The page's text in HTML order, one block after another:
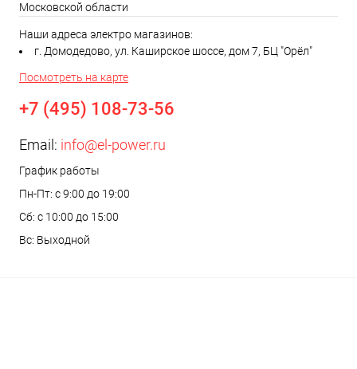
Московской области
Наши адреса электро магазинов:
г. Домодедово, ул. Каширское шоссе, дом 7, БЦ "Орёл"
Посмотреть на карте
+7 (495) 108-73-56
Email: info@el-power.ru
График работы
Пн-Пт: с 9:00 до 19:00
Сб: с 10:00 до 15:00
Вс: Выходной